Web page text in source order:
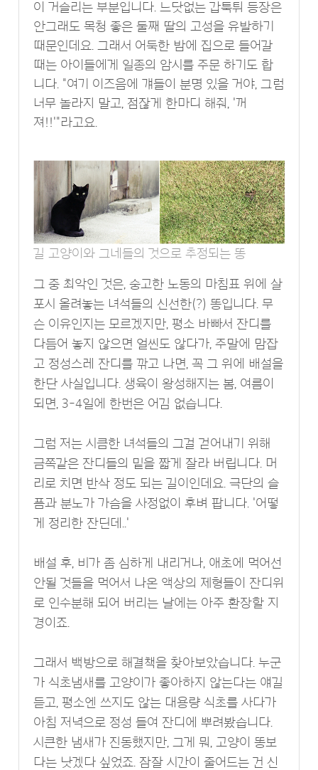
이 거슬리는 부분입니다. 느닷없는 갑툭튀 등장은
안그래도 목청 좋은 둘째 딸의 고성을 유발하기
때문인데요. 그래서 어둑한 밤에 집으로 들어갈
때는 아이들에게 일종의 암시를 주문 하기도 합
니다. "여기 이즈음에 걔들이 분명 있을 거야, 그럼
너무 놀라지 말고, 점잖게 한마디 해줘, '꺼
져!!'"라고요.
길 고양이와 그네들의 것으로 추정되는 똥
그 중 최악인 것은, 숭고한 노동의 마침표 위에 살
포시 올려놓는 녀석들의 신선한(?) 똥입니다. 무
슨 이유인지는 모르겠지만, 평소 바빠서 잔디를
다듬어 놓지 않으면 얼씬도 않다가, 주말에 맘잡
고 정성스레 잔디를 깎고 나면, 꼭 그 위에 배설을
한단 사실입니다. 생육이 왕성해지는 봄, 여름이
되면, 3-4일에 한번은 어김 없습니다.
그럼 저는 시큼한 녀석들의 그걸 걷어내기 위해
금쪽같은 잔디들의 밑을 짧게 잘라 버립니다. 머
리로 치면 반삭 정도 되는 길이인데요. 극단의 슬
픔과 분노가 가슴을 사정없이 후벼 팝니다. '어떻
게 정리한 잔딘데..'
배설 후, 비가 좀 심하게 내리거나, 애초에 먹어선
안될 것들을 먹어서 나온 액상의 제형들이 잔디위
로 인수분해 되어 버리는 날에는 아주 환장할 지
경이죠.
그래서 백방으로 해결책을 찾아보았습니다. 누군
가 식초냄새를 고양이가 좋아하지 않는다는 얘길
듣고, 평소엔 쓰지도 않는 대용량 식초를 사다가
아침 저녁으로 정성 들여 잔디에 뿌려봤습니다.
시큰한 냄새가 진동했지만, 그게 뭐, 고양이 똥보
다는 낫겠다 싶었죠. 잠잘 시간이 줄어드는 건 신